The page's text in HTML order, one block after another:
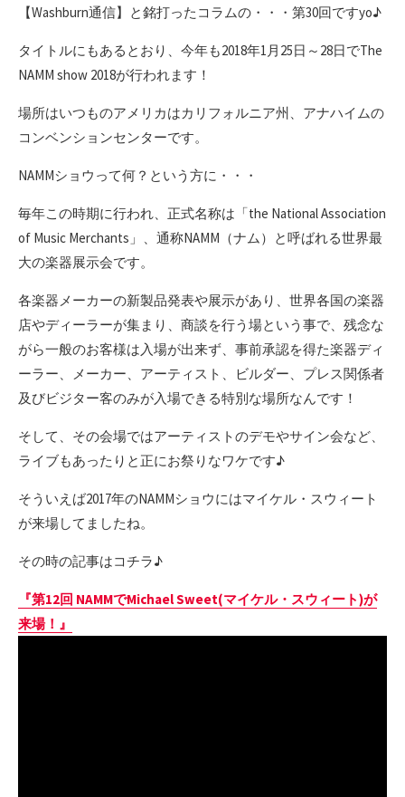
【Washburn通信】と銘打ったコラムの・・・第30回ですyo♪
タイトルにもあるとおり、今年も2018年1月25日～28日でThe
NAMM show 2018が行われます！
場所はいつものアメリカはカリフォルニア州、アナハイムの
コンベンションセンターです。
NAMMショウって何？という方に・・・
毎年この時期に行われ、正式名称は「the National Association
of Music Merchants」、通称NAMM（ナム）と呼ばれる世界最
大の楽器展示会です。
各楽器メーカーの新製品発表や展示があり、世界各国の楽器
店やディーラーが集まり、商談を行う場という事で、残念な
がら一般のお客様は入場が出来ず、事前承認を得た楽器ディ
ーラー、メーカー、アーティスト、ビルダー、プレス関係者
及びビジター客のみが入場できる特別な場所なんです！
そして、その会場ではアーティストのデモやサイン会など、
ライブもあったりと正にお祭りなワケです♪
そういえば2017年のNAMMショウにはマイケル・スウィート
が来場してましたね。
その時の記事はコチラ♪
『第12回 NAMMでMichael Sweet(マイケル・スウィート)が
来場！』